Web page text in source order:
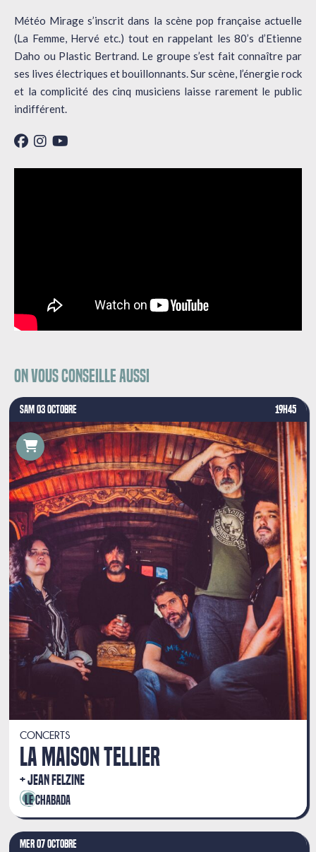
Météo Mirage s’inscrit dans la scène pop française actuelle
(La Femme, Hervé etc.) tout en rappelant les 80’s d’Etienne
Daho ou Plastic Bertrand. Le groupe s’est fait connaître par
ses lives électriques et bouillonnants. Sur scène, l’énergie rock
et la complicité des cinq musiciens laisse rarement le public
indifférent.
On vous conseille aussi
SAM 03 OCTOBRE 19H45
CONCERTS
LA MAISON TELLIER
JEAN FELZINE
Le Chabada
MER 07 OCTOBRE